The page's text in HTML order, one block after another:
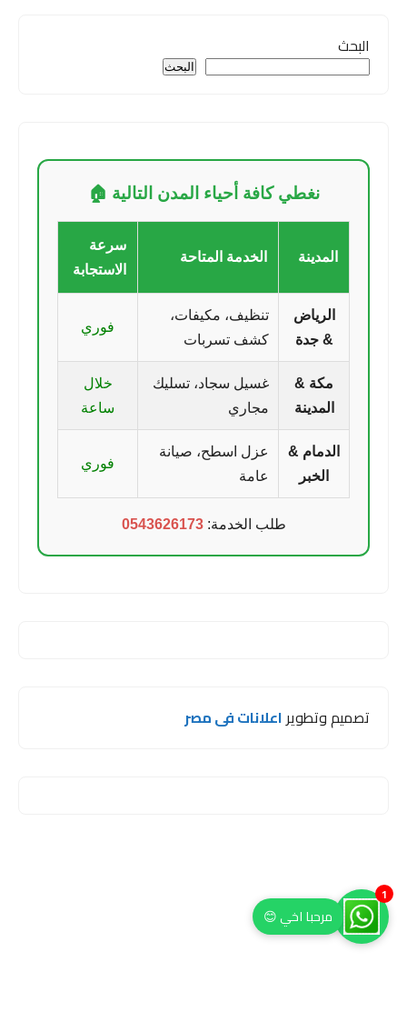
البحث
البحث
نغطي كافة أحياء المدن التالية 🏠
المدينة الخدمة المتاحة
سرعة
الاستجابة
الرياض
& جدة
تنظيف، مكيفات،
كشف تسربات
فوري
مكة &
المدينة
غسيل سجاد، تسليك
مجاري
خلال
ساعة
الدمام &
الخبر
عزل اسطح، صيانة
عامة
فوري
طلب الخدمة:0543626173
تصميم وتطويراعلانات فى مصر